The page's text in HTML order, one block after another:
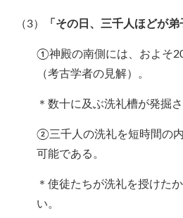
（3） 「その日、三千人ほどが弟
①神殿の南側には、およそ
（考古学者の見解）。
＊数十に及ぶ洗礼槽が発掘
②三千人の洗礼を短時間の
可能である。
＊使徒たちが洗礼を授けた
い。